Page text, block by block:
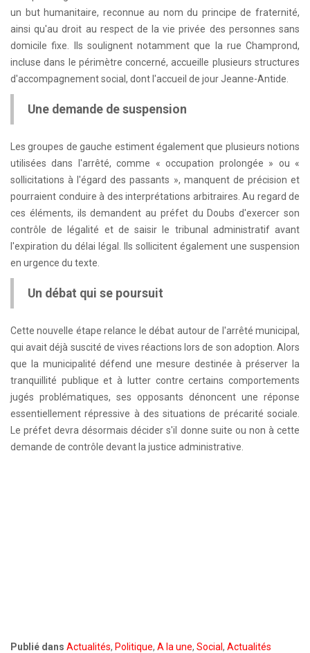
un but humanitaire, reconnue au nom du principe de fraternité,
ainsi qu'au droit au respect de la vie privée des personnes sans
domicile fixe. Ils soulignent notamment que la rue Champrond,
incluse dans le périmètre concerné, accueille plusieurs structures
d'accompagnement social, dont l'accueil de jour Jeanne-Antide.
Une demande de suspension
Les groupes de gauche estiment également que plusieurs notions
utilisées dans l'arrêté, comme « occupation prolongée » ou «
sollicitations à l'égard des passants », manquent de précision et
pourraient conduire à des interprétations arbitraires. Au regard de
ces éléments, ils demandent au préfet du Doubs d'exercer son
contrôle de légalité et de saisir le tribunal administratif avant
l'expiration du délai légal. Ils sollicitent également une suspension
en urgence du texte.
Un débat qui se poursuit
Cette nouvelle étape relance le débat autour de l'arrêté municipal,
qui avait déjà suscité de vives réactions lors de son adoption. Alors
que la municipalité défend une mesure destinée à préserver la
tranquillité publique et à lutter contre certains comportements
jugés problématiques, ses opposants dénoncent une réponse
essentiellement répressive à des situations de précarité sociale.
Le préfet devra désormais décider s'il donne suite ou non à cette
demande de contrôle devant la justice administrative.
Publié dans Actualités, Politique, A la une, Social , Actualités